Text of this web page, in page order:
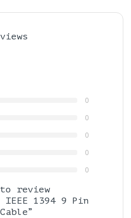
0
0
0
0
0
review
1394 9 Pin